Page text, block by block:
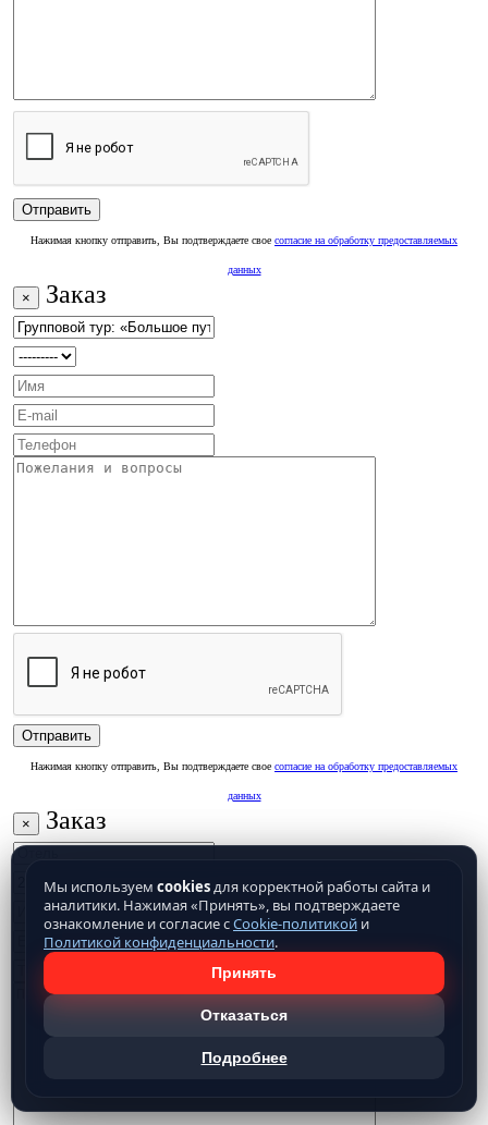
Нажимая кнопку отправить, Вы подтверждаете свое согласие на обработку предоставляемых
данных
× Заказ
Нажимая кнопку отправить, Вы подтверждаете свое согласие на обработку предоставляемых
данных
× Заказ
Мы используем cookiesдля корректной работы сайта и
аналитики. Нажимая «Принять», вы подтверждаете
ознакомление и согласие сCookie-политикой и
Политикой конфиденциальности.
Принять
Отказаться
Подробнее